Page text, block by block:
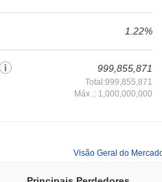
1.22%
999,855,871
Total:999,855,871
Máx .: 1,000,000,000
Visão Geral do